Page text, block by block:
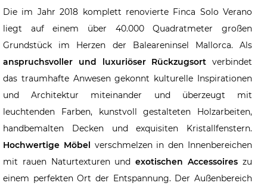
Die im Jahr 2018 komplett renovierte Finca Solo Verano
liegt auf einem über 40.000 Quadratmeter großen
Grundstück im Herzen der Baleareninsel Mallorca. Als
anspruchsvoller und luxuriöser Rückzugsort verbindet
das traumhafte Anwesen gekonnt kulturelle Inspirationen
und Architektur miteinander und überzeugt mit
leuchtenden Farben, kunstvoll gestalteten Holzarbeiten,
handbemalten Decken und exquisiten Kristallfenstern.
Hochwertige Möbel verschmelzen in den Innenbereichen
mit rauen Naturtexturen undexotischen Accessoires zu
einem perfekten Ort der Entspannung. Der Außenbereich